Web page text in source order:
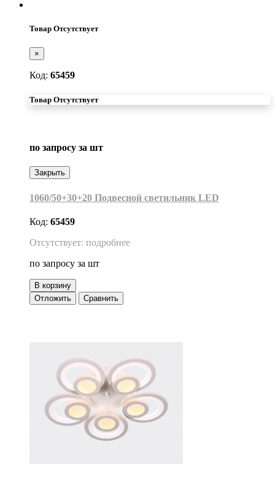
Товар Отсутствует
×
Код: 65459
Товар Отсутствует
по запросу за шт
Закрыть
1060/50+30+20 Подвесной светильник LED
Код: 65459
Отсутствует: подробнее
по запросу за шт
В корзину
Отложить
Сравнить